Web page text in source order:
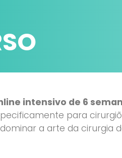
intensivo de 6
para
a arte da cirurgia